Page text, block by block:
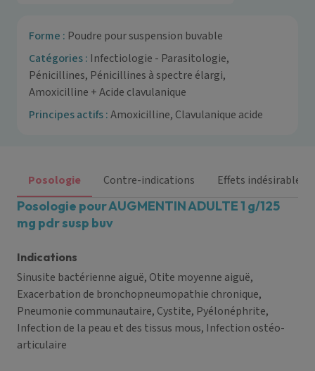
Forme : Poudre pour suspension buvable
Catégories : Infectiologie - Parasitologie,
Pénicillines, Pénicillines à spectre élargi,
Amoxicilline + Acide clavulanique
Principes actifs :Amoxicilline, Clavulanique acide
Posologie Contre-indications Effets indésirables
Posologie pour AUGMENTIN ADULTE 1 g/125
mg pdr susp buv
Indications
Sinusite bactérienne aiguë, Otite moyenne aiguë,
Exacerbation de bronchopneumopathie chronique,
Pneumonie communautaire, Cystite, Pyélonéphrite,
Infection de la peau et des tissus mous, Infection ostéo-
articulaire